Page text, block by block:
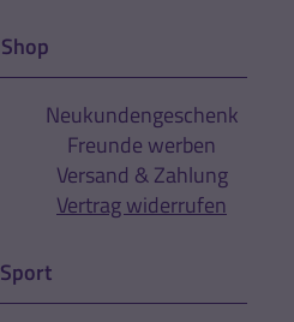
Shop
Neukundengeschenk
Freunde werben
Versand & Zahlung
Vertrag widerrufen
Sport